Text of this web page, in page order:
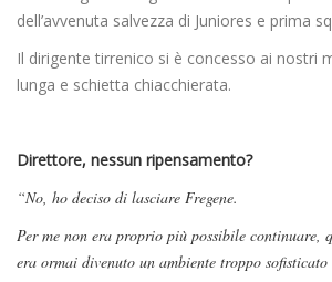
dell’avvenuta salvezza di Juniores e prima
Il dirigente tirrenico si è concesso ai nostri
lunga e schietta chiacchierata.
Direttore, nessun ripensamento?
“No, ho deciso di lasciare Fregene.
Per me non era proprio più possibile continuare,
era ormai divenuto un ambiente troppo